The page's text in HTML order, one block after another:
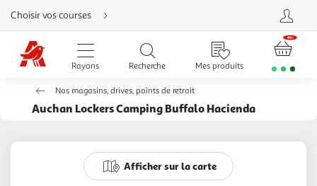
Aller
directement
au
contenu
Aller
directement
recherche
Aller
directement
Aller
Choisir vos courses
Rayons Recherche Mes produits
Nos magasins, drives, points de retrait
Auchan Lockers Camping Buffalo Hacienda
Afficher sur la carte